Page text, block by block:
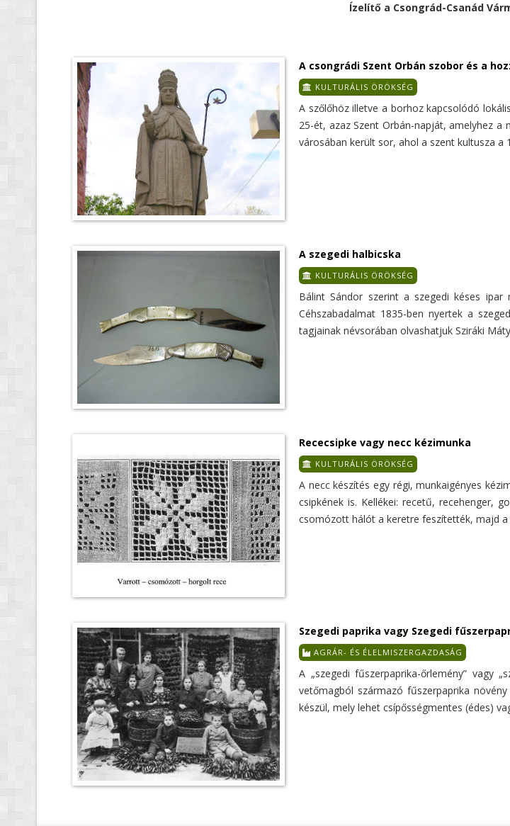
Ízelítő a Csongrád-Csanád
A csongrádi Szent Orbán szobor és a
KULTURÁLIS ÖRÖKSÉG
A szőlőhöz illetve a borhoz kapcsolódó
25-ét, azaz Szent Orbán-napját, amelyhez
városában került sor, ahol a szent kultusza a
A szegedi halbicska
KULTURÁLIS ÖRÖKSÉG
Bálint Sándor szerint a szegedi késes
Céhszabadalmat 1835-ben nyertek a
tagjainak névsorában olvashatjuk Sziráki
Rececsipke vagy necc kézimunka
KULTURÁLIS ÖRÖKSÉG
A necc készítés egy régi, munkaigényes
csipkének is. Kellékei: recetű, recehenger,
csomózott hálót a keretre feszítették, majd a
Szegedi paprika vagy Szegedi
AGRÁR- ÉS ÉLELMISZERGAZDASÁG
A „szegedi fűszerpaprika-őrlemény” vagy
vetőmagból származó fűszerpaprika
készül, mely lehet csípősségmentes (édes)